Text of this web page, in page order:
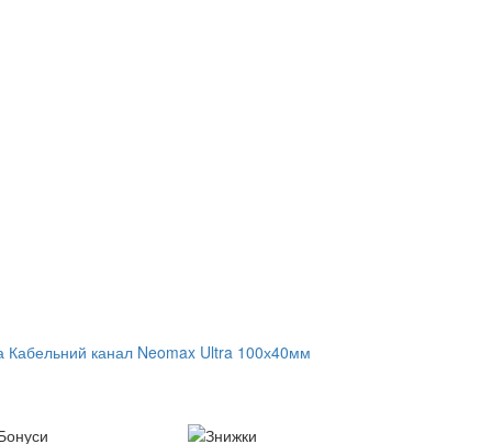
Кабельний канал Neomax Ultra 100х40мм